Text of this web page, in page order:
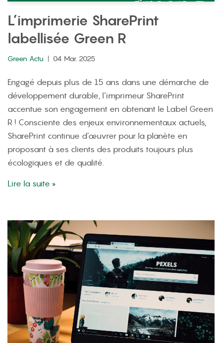
L’imprimerie SharePrint
labellisée Green R
Green Actu 04 Mar. 2025
Engagé depuis plus de 15 ans dans une démarche de
développement durable, l’imprimeur SharePrint
accentue son engagement en obtenant le Label Green
R ! Consciente des enjeux environnementaux actuels,
SharePrint continue d’œuvrer pour la planète en
proposant à ses clients des produits toujours plus
écologiques et de qualité.
Lire la suite »